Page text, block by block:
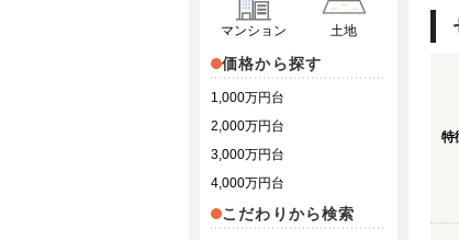
特
マンション 土地
価格から探す
1,000万円台
2,000万円台
3,000万円台
4,000万円台
こだわりから検索